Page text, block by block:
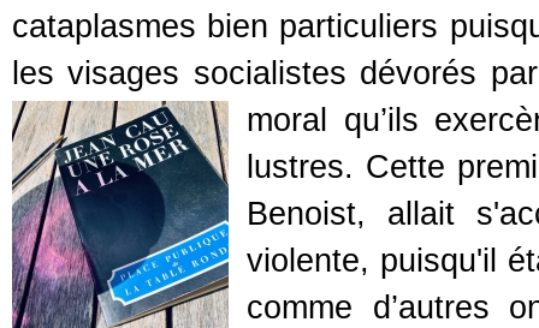
cataplasmes bien particuliers
les visages socialistes dévorés
moral qu’ils
lustres. Cette
Benoist, allait
violente, puisqu'il
comme d’autres